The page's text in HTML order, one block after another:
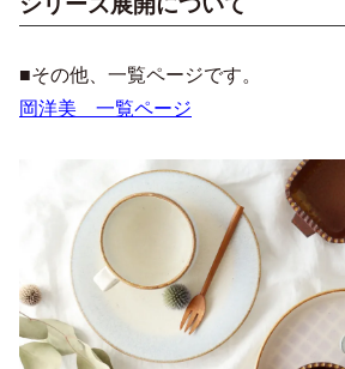
■その他、一覧ページです。
岡洋美 一覧ページ